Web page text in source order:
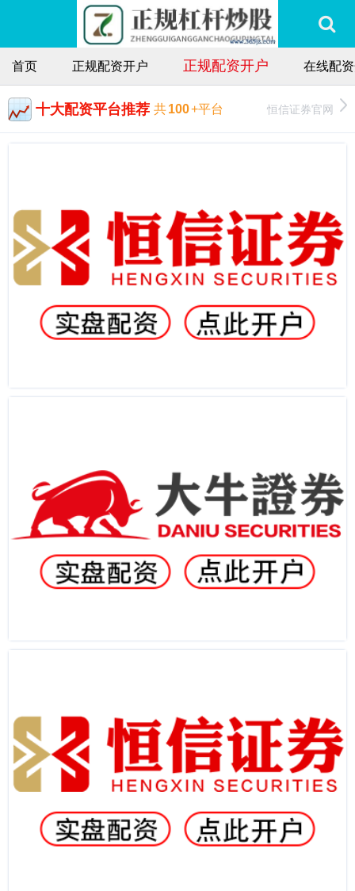
首页 正规配资开户 正规配资开户 在线配
十大配资平台推荐 共100+平台 恒信证券官网